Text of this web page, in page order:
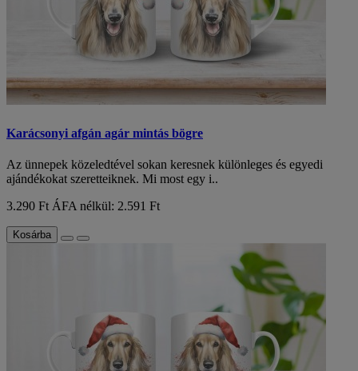
Karácsonyi afgán agár mintás bögre
Az ünnepek közeledtével sokan keresnek különleges és egyedi
ajándékokat szeretteiknek. Mi most egy i..
3.290 Ft ÁFA nélkül: 2.591 Ft
Kosárba